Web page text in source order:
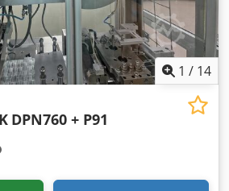
1 / 14
DPN760 + P91